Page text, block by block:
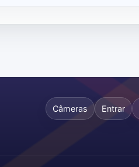
Câmeras Entrar